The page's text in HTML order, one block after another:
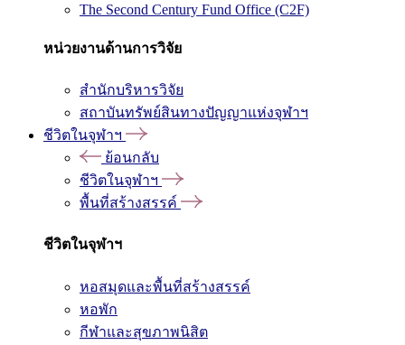
The Second Century Fund Office (C2F)
หน่วยงานด้านการวิจัย
สำนักบริหารวิจัย
สถาบันทรัพย์สินทางปัญญาแห่งจุฬาฯ
ชีวิตในจุฬาฯ
ย้อนกลับ
ชีวิตในจุฬาฯ
พื้นที่สร้างสรรค์
ชีวิตในจุฬาฯ
หอสมุดและพื้นที่สร้างสรรค์
หอพัก
กีฬาและสุขภาพนิสิต